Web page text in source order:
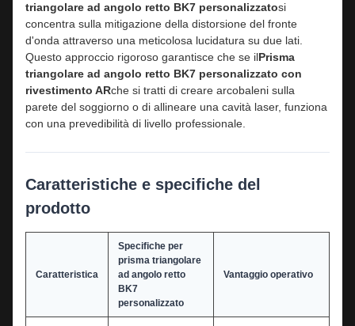
triangolare ad angolo retto BK7 personalizzatosi
concentra sulla mitigazione della distorsione del fronte
d'onda attraverso una meticolosa lucidatura su due lati.
Questo approccio rigoroso garantisce che se ilPrisma
triangolare ad angolo retto BK7 personalizzato con
rivestimento ARche si tratti di creare arcobaleni sulla
parete del soggiorno o di allineare una cavità laser, funziona
con una prevedibilità di livello professionale.
Caratteristiche e specifiche del
prodotto
Caratteristica
Specifiche per
prisma triangolare
ad angolo retto
BK7
personalizzato
Vantaggio operativo